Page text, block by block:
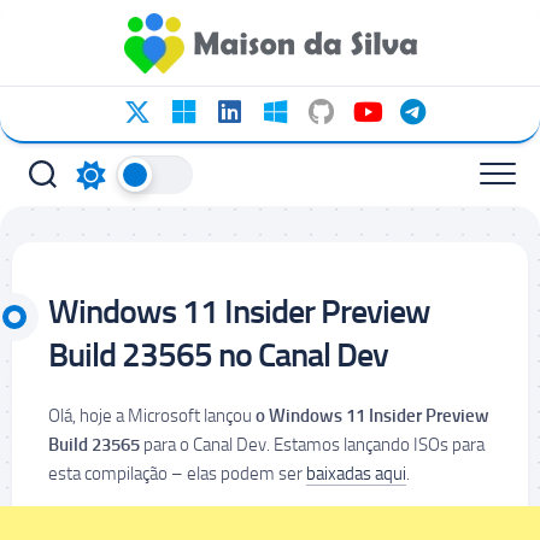
conteúdo
Windows 11 Insider Preview
Build 23565 no Canal Dev
Olá, hoje a Microsoft lançou o Windows 11 Insider Preview
Build 23565 para o Canal Dev. Estamos lançando ISOs para
esta compilação – elas podem ser baixadas aqui.